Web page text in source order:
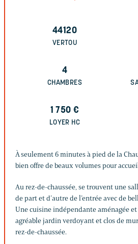
44120
VERTOU
4
CHAMBRES
1 750 €
LOYER HC
À seulement 6 minutes à pied de la
bien offre de beaux volumes pour
Au rez-de-chaussée, se trouvent une
de part et d’autre de l’entrée avec de
Une cuisine indépendante aménagée
agréable jardin verdoyant et clos de
rez-de-chaussée.